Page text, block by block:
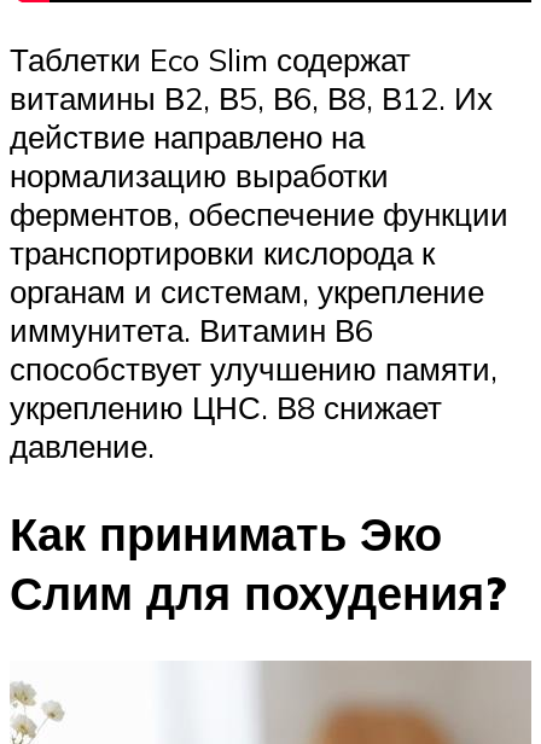
Таблетки Eco Slim содержат
витамины В2, В5, В6, В8, В12. Их
действие направлено на
нормализацию выработки
ферментов, обеспечение функции
транспортировки кислорода к
органам и системам, укрепление
иммунитета. Витамин В6
способствует улучшению памяти,
укреплению ЦНС. В8 снижает
давление.
Как принимать Эко
Слим для похудения?